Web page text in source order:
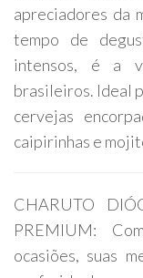
apreciadores da
tempo de
intensos, é a
brasileiros. Ideal
cervejas
caipirinhas e
CHARUTO
PREMIUM:
ocasiões, suas